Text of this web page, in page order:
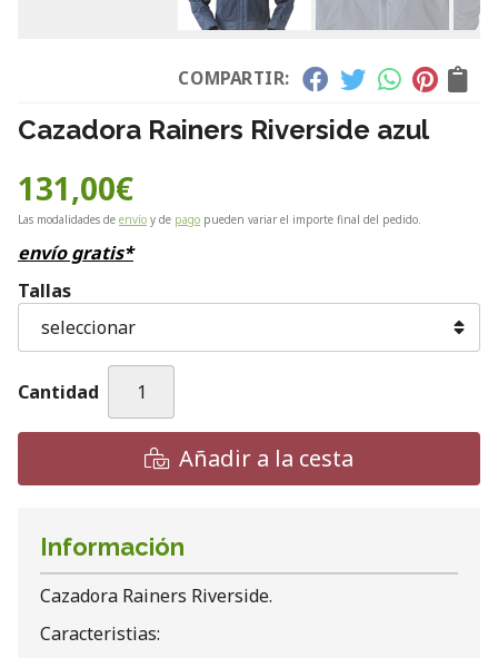
COMPARTIR:
Cazadora Rainers Riverside azul
131,00€
Las modalidades de envío y de pago pueden variar el importe final del pedido.
envío gratis*
Tallas
Cantidad
Añadir a la cesta
Información
Cazadora Rainers Riverside.
Caracteristias: